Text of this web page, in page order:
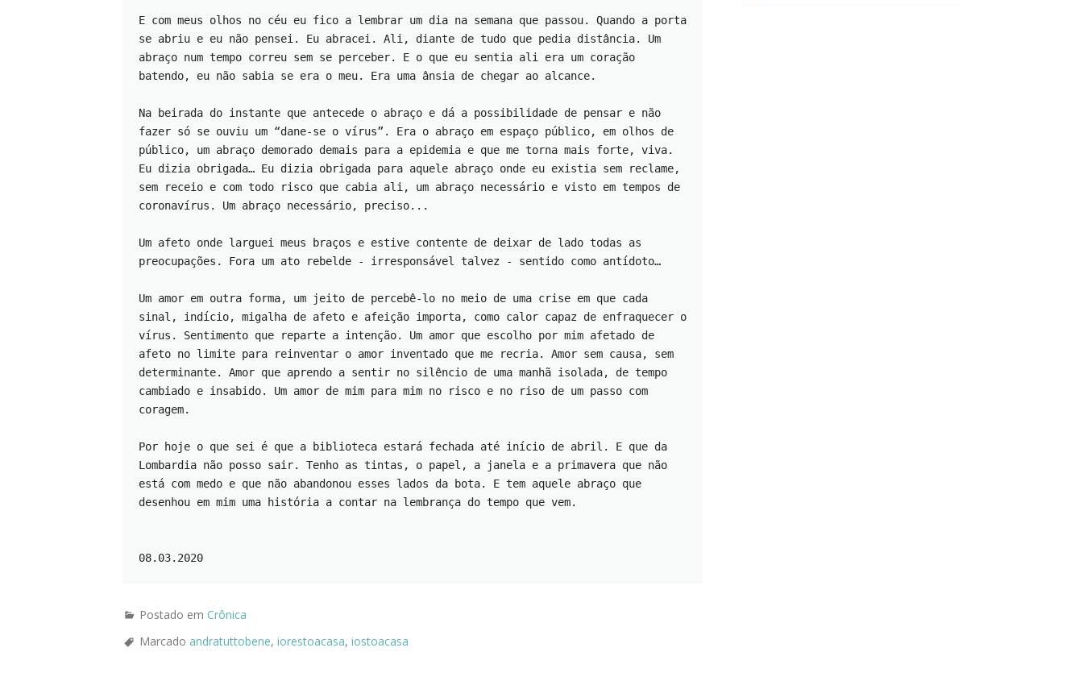
E com meus olhos no céu eu fico a lembrar um dia na semana que passou. Quando a porta
se abriu e eu não pensei. Eu abracei. Ali, diante de tudo que pedia distância. Um
abraço num tempo correu sem se perceber. E o que eu sentia ali era um coração
batendo, eu não sabia se era o meu. Era uma ânsia de chegar ao alcance.
Na beirada do instante que antecede o abraço e dá a possibilidade de pensar e não
fazer só se ouviu um “dane-se o vírus”. Era o abraço em espaço público, em olhos de
público, um abraço demorado demais para a epidemia e que me torna mais forte, viva.
Eu dizia obrigada… Eu dizia obrigada para aquele abraço onde eu existia sem reclame,
sem receio e com todo risco que cabia ali, um abraço necessário e visto em tempos de
coronavírus. Um abraço necessário, preciso...
Um afeto onde larguei meus braços e estive contente de deixar de lado todas as
preocupações. Fora um ato rebelde - irresponsável talvez - sentido como antídoto…
Um amor em outra forma, um jeito de percebê-lo no meio de uma crise em que cada
sinal, indício, migalha de afeto e afeição importa, como calor capaz de enfraquecer o
vírus. Sentimento que reparte a intenção. Um amor que escolho por mim afetado de
afeto no limite para reinventar o amor inventado que me recria. Amor sem causa, sem
determinante. Amor que aprendo a sentir no silêncio de uma manhã isolada, de tempo
cambiado e insabido. Um amor de mim para mim no risco e no riso de um passo com
coragem.
Por hoje o que sei é que a biblioteca estará fechada até início de abril. E que da
Lombardia não posso sair. Tenho as tintas, o papel, a janela e a primavera que não
está com medo e que não abandonou esses lados da bota. E tem aquele abraço que
desenhou em mim uma história a contar na lembrança do tempo que vem.
08.03.2020
Postado em Crônica
Marcado andratuttobene, iorestoacasa, iostoacasa